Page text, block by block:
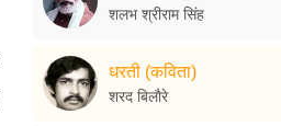
शलभ श्रीराम सिंह
धरती (कविता)
शरद बिलाैरे